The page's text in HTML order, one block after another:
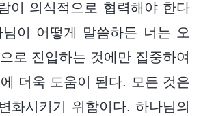
이 의식적으로 협력해야 한다
이 어떻게 말씀하든 너는 오
로 진입하는 것에만 집중하여
더욱 도움이 된다. 모든 것은
화시키기 위함이다. 하나님의